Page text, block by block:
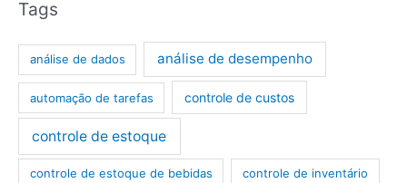
Tags
análise de dados análise de desempenho
automação de tarefas controle de custos
controle de estoque
controle de estoque de bebidas controle de inventário